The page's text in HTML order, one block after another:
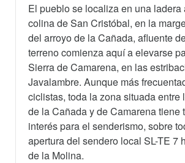
El pueblo se localiza en una ladera
colina de San Cristóbal, en la
del arroyo de la Cañada, afluente
terreno comienza aquí a elevarse
Sierra de Camarena, en las
Javalambre. Aunque más
ciclistas, toda la zona situada entre
de la Cañada y de Camarena tiene
interés para el senderismo, sobre
apertura del sendero local SL-TE 7
de la Molina.